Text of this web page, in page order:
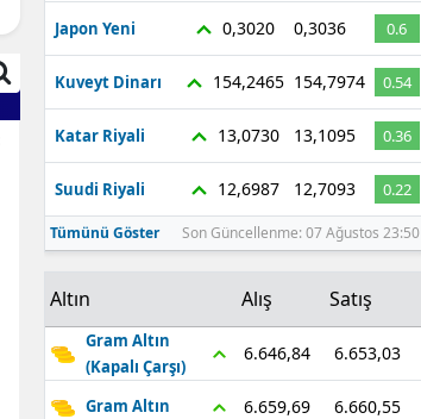
Japon Yeni 0,3020 0,3036 0.6
Kuveyt Dinarı 154,2465 154,7974 0.54
Katar Riyali 13,0730 13,1095 0.36
Suudi Riyali 12,6987 12,7093 0.22
Tümünü Göster Son Güncellenme: 07 Ağustos 23:50
Altın Alış Satış
Gram Altın
(Kapalı Çarşı)
6.646,84 6.653,03
Gram Altın 6.659,69 6.660,55